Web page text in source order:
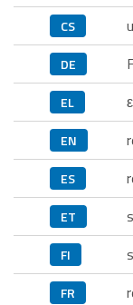
CS
DE
EL
EN
ES
ET
FI
FR